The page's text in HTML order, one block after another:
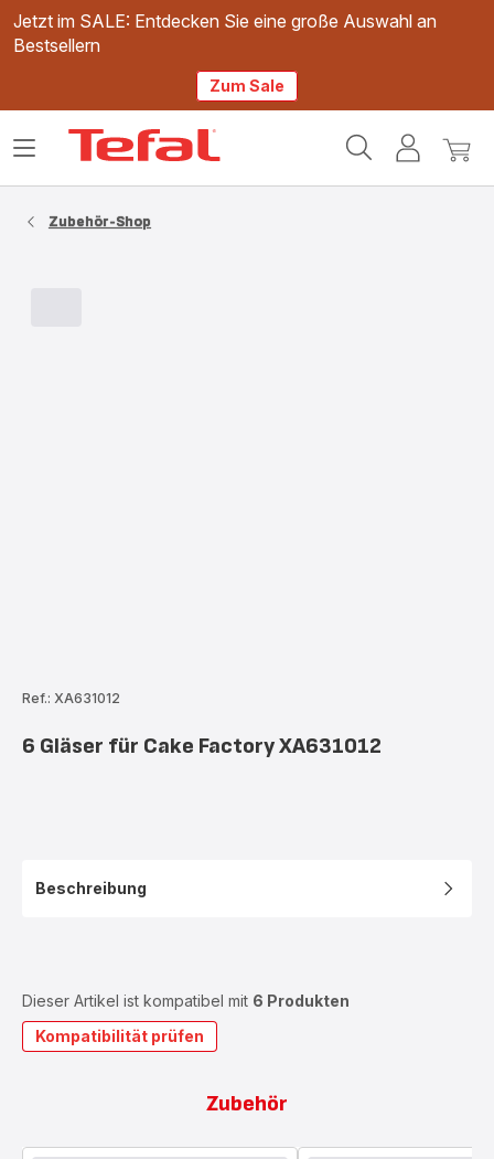
Jetzt im SALE: Entdecken Sie eine große Auswahl an
Bestsellern
Zum Sale
Mein
Mein
Das
Zubehör-Shop
Ref.: XA631012
6 Gläser für Cake Factory XA631012
Beschreibung
Dieser Artikel ist kompatibel mit 6 Produkten
Kompatibilität prüfen
Zubehör